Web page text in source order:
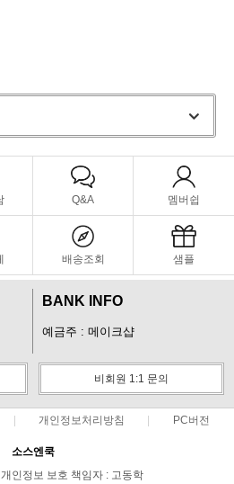
Q&A 멤버쉽
배송조회 샘플
BANK INFO
예금주 : 메이크샵
비회원 1:1 문의
개인정보처리방침 PC버전
소스엔쿡
인정보 보호 책임자 : 고동학